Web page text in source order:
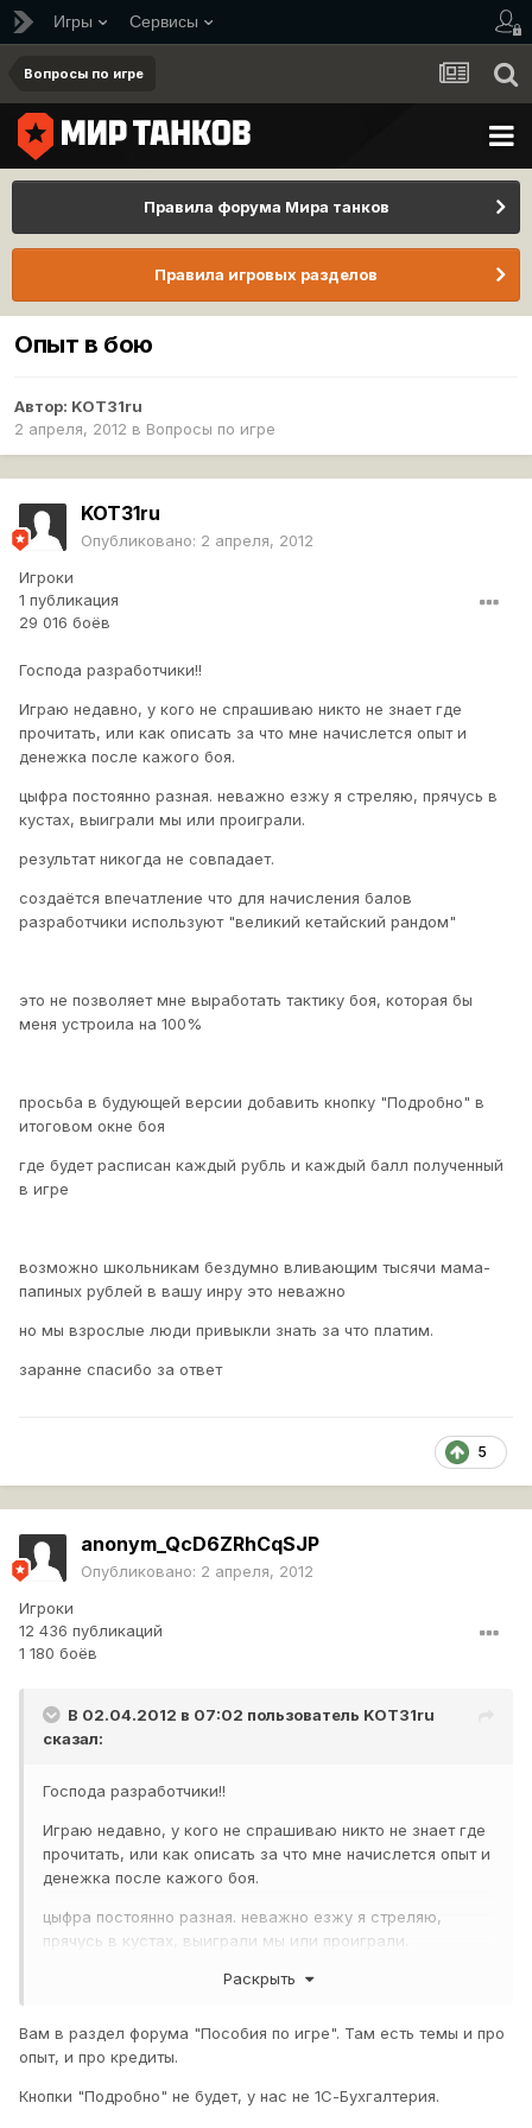
Игры Сервисы
Вопросы по игре
Правила форума Мира танков
Правила игровых разделов
Опыт в бою
Автор: KOT31ru
2 апреля, 2012 в Вопросы по игре
KOT31ru
Опубликовано: 2 апреля, 2012
Игроки
1 публикация
29 016 боёв
Господа разработчики!!
Играю недавно, у кого не спрашиваю никто не знает где
прочитать, или как описать за что мне начислется опыт и
денежка после кажого боя.
цыфра постоянно разная. неважно езжу я стреляю, прячусь в
кустах, выиграли мы или проиграли.
результат никогда не совпадает.
создаётся впечатление что для начисления балов
разработчики используют "великий кетайский рандом"
это не позволяет мне выработать тактику боя, которая бы
меня устроила на 100%
просьба в будующей версии добавить кнопку "Подробно" в
итоговом окне боя
где будет расписан каждый рубль и каждый балл полученный
в игре
возможно школьникам бездумно вливающим тысячи мама-
папиных рублей в вашу инру это неважно
но мы взрослые люди привыкли знать за что платим.
заранне спасибо за ответ
5
anonym_QcD6ZRhCqSJP
Опубликовано: 2 апреля, 2012
Игроки
12 436 публикаций
1 180 боёв
В 02.04.2012 в 07:02 пользователь KOT31ru
сказал:
Господа разработчики!!
Играю недавно, у кого не спрашиваю никто не знает где
прочитать, или как описать за что мне начислется опыт и
денежка после кажого боя.
цыфра постоянно разная. неважно езжу я стреляю,
прячусь в кустах, выиграли мы или проиграли.
результат никогда не совпадает.
разработчики используют "великий кетайский рандом"
Раскрыть
Вам в раздел форума "Пособия по игре". Там есть темы и про
опыт, и про кредиты.
Кнопки "Подробно" не будет, у нас не 1С-Бухгалтерия.